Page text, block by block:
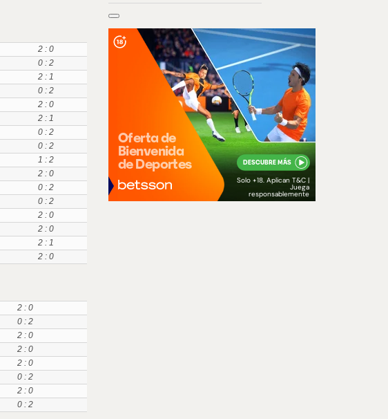
2 : 0
0 : 2
2 : 1
0 : 2
2 : 0
2 : 1
0 : 2
0 : 2
1 : 2
2 : 0
0 : 2
0 : 2
2 : 0
2 : 0
2 : 1
2 : 0
2 : 0
0 : 2
2 : 0
2 : 0
2 : 0
0 : 2
2 : 0
0 : 2